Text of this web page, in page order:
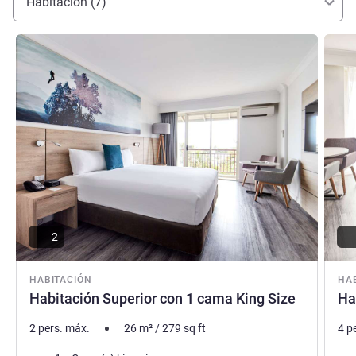
HABITACIÓN
Habitación Superior con 1 cama King Size
Más información
2
2 pers. máx. 26 m²/279 sq ft
Más
4